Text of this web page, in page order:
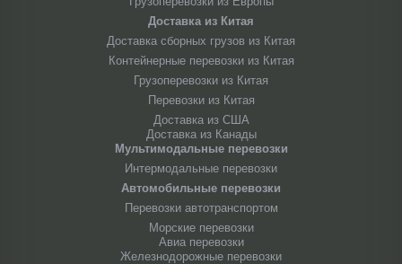
Доставка из Китая
Доставка сборных грузов из Китая
Контейнерные перевозки из Китая
Грузоперевозки из Китая
Перевозки из Китая
Доставка из США
Доставка из Канады
Мультимодальные перевозки
Интермодальные перевозки
Автомобильные перевозки
Перевозки автотранспортом
Морские перевозки
Авиа перевозки
Железнодорожные перевозки